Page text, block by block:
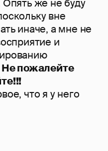
же не буду
вне
иначе, а мне не
и
Не пожалейте
что я у него